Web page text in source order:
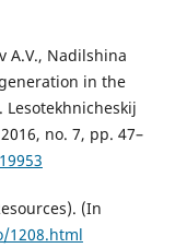
A.V., Nadilshina
in the
Lesotekhnicheskij
no. 7, pp. 47–
(In